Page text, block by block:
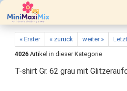
« Erster « zurück weiter »
4026 Artikel in dieser Kategorie
T-shirt Gr. 62 grau mit